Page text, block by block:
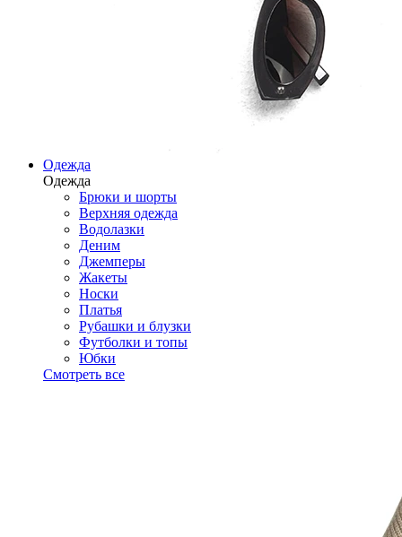
Одежда
Одежда
Брюки и шорты
Верхняя одежда
Водолазки
Деним
Джемперы
Жакеты
Носки
Платья
Рубашки и блузки
Футболки и топы
Юбки
Смотреть все